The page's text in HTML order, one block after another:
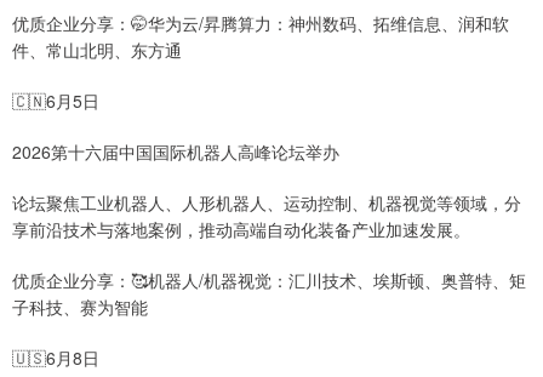
优质企业分享：🤭华为云/昇腾算力：神州数码、拓维信息、润和软
件、常山北明、东方通
🇨🇳6月5日
2026第十六届中国国际机器人高峰论坛举办
论坛聚焦工业机器人、人形机器人、运动控制、机器视觉等领域，分
享前沿技术与落地案例，推动高端自动化装备产业加速发展。
优质企业分享：🥰机器人/机器视觉：汇川技术、埃斯顿、奥普特、矩
子科技、赛为智能
🇺🇸6月8日